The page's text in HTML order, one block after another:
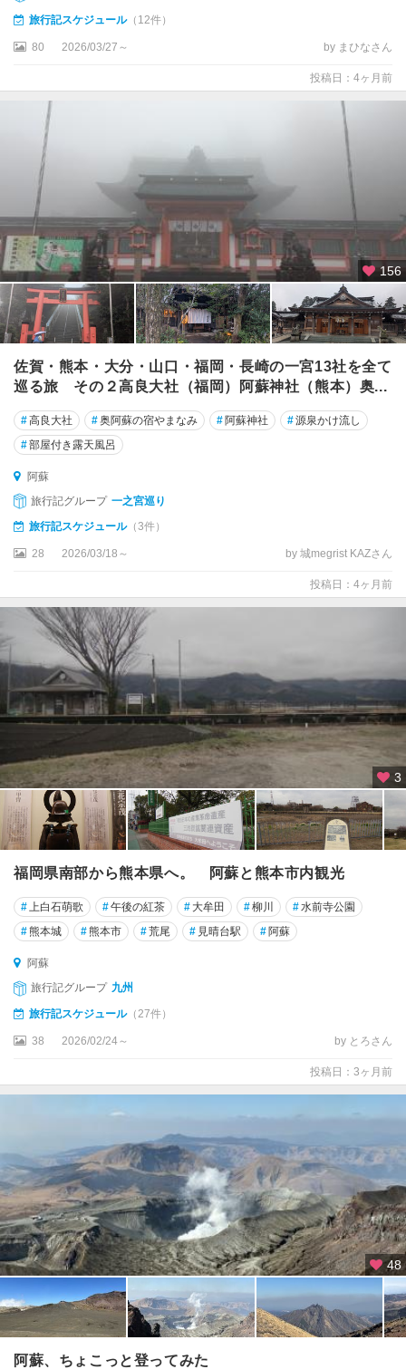
旅行記スケジュール（12件）
80 2026/03/27～ by まひなさん
投稿日：4ヶ月前
156
佐賀・熊本・大分・山口・福岡・長崎の一宮13社を全て
巡る旅 その２高良大社（福岡）阿蘇神社（熊本）奥...
#高良大社 #奥阿蘇の宿やまなみ # 阿蘇神社 #源泉かけ流し
#部屋付き露天風呂
阿蘇
旅行記グループ 一之宮巡り
旅行記スケジュール（3件）
28 2026/03/18～ by 城megrist KAZさん
投稿日：4ヶ月前
3
福岡県南部から熊本県へ。 阿蘇と熊本市内観光
#上白石萌歌 #午後の紅茶 # 大牟田 #柳川 #水前寺公園
#熊本城 #熊本市 #荒尾 # 見晴台駅 # 阿蘇
阿蘇
旅行記グループ 九州
旅行記スケジュール（27件）
38 2026/02/24～ by とろさん
投稿日：3ヶ月前
48
阿蘇、ちょこっと登ってみた